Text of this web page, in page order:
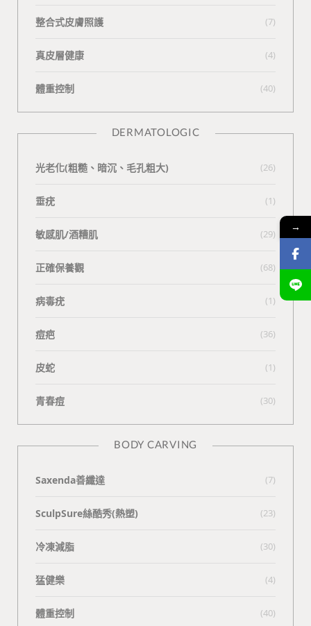
整合式皮膚照護 (7)
真皮層健康 (4)
體重控制 (40)
DERMATOLOGIC
光老化(粗糙、暗沉、毛孔粗大) (26)
垂疣 (1)
敏感肌/酒糟肌 (29)
正確保養觀 (68)
病毒疣 (1)
痘疤 (36)
皮蛇 (1)
青春痘 (30)
BODY CARVING
Saxenda善纖達 (7)
SculpSure絲酷秀(熱塑) (23)
冷凍減脂 (30)
猛健樂 (4)
體重控制 (40)
→